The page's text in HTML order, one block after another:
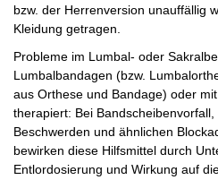
bzw. der Herrenversion unauffällig
Kleidung getragen.
Probleme im Lumbal- oder
Lumbalbandagen (bzw.
aus Orthese und Bandage) oder
therapiert: Bei Bandscheibenvorfall,
Beschwerden und ähnlichen
bewirken diese Hilfsmittel durch
Entlordosierung und Wirkung auf